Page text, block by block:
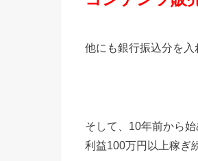
他にも銀行振込分を入
そして、10年前から
利益100万円以上稼ぎ